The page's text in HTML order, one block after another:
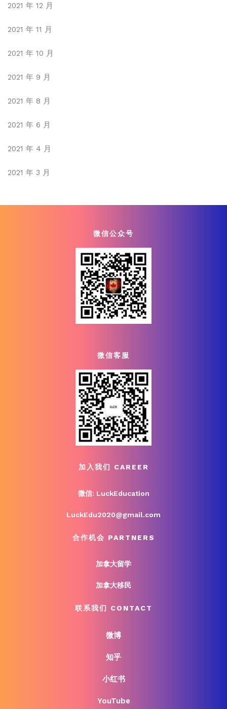
2021 年 12 月
2021 年 11 月
2021 年 10 月
2021 年 9 月
2021 年 8 月
2021 年 6 月
2021 年 4 月
2021 年 3 月
微信公众号
微信客服
加入我们 CAREER
微信: LuckEducation
LuckEdu2020@gmail.com
合作机会 PARTNERS
加拿大留学
加拿大移民
联系我们 CONTACT
微博
知乎
小红书
YouTube